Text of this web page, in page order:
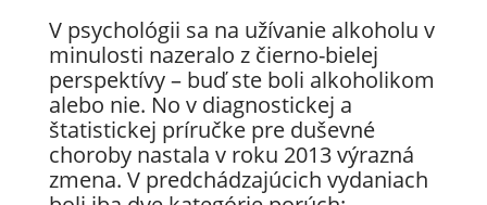
V psychológii sa na užívanie alkoholu v
minulosti nazeralo z čierno-bielej
perspektívy – buď ste boli alkoholikom
alebo nie. No v diagnostickej a
štatistickej príručke pre duševné
choroby nastala v roku 2013 výrazná
zmena. V predchádzajúcich vydaniach